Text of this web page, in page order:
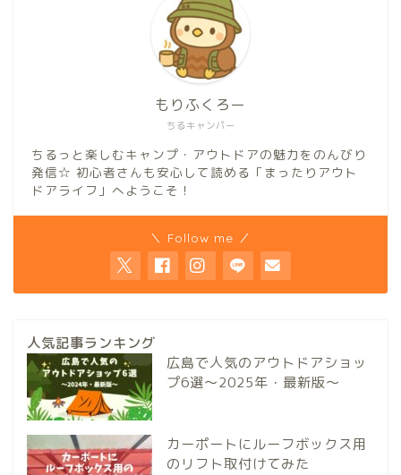
ちるキャンパー
もりふくろー
ちるっと楽しむキャンプ・アウトドアの魅力をのんびり
発信☆ 初心者さんも安心して読める「まったりアウト
ドアライフ」へようこそ！
＼ Follow me ／
人気記事ランキング
広島で人気のアウトドアショッ
プ6選～2025年・最新版～
カーポートにルーフボックス用
のリフト取付けてみた